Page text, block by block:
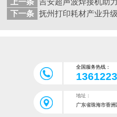
下一条
全国服务热线：
地址：
广东省珠海市香